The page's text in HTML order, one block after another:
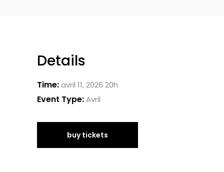
Details
Time:avril 11, 2026 20h
Event Type:Avril
buy tickets